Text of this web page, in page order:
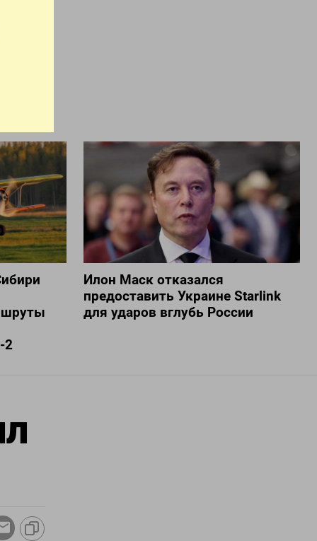
2
Илон Маск отказался
предоставить Украине Starlink
для ударов вглубь России